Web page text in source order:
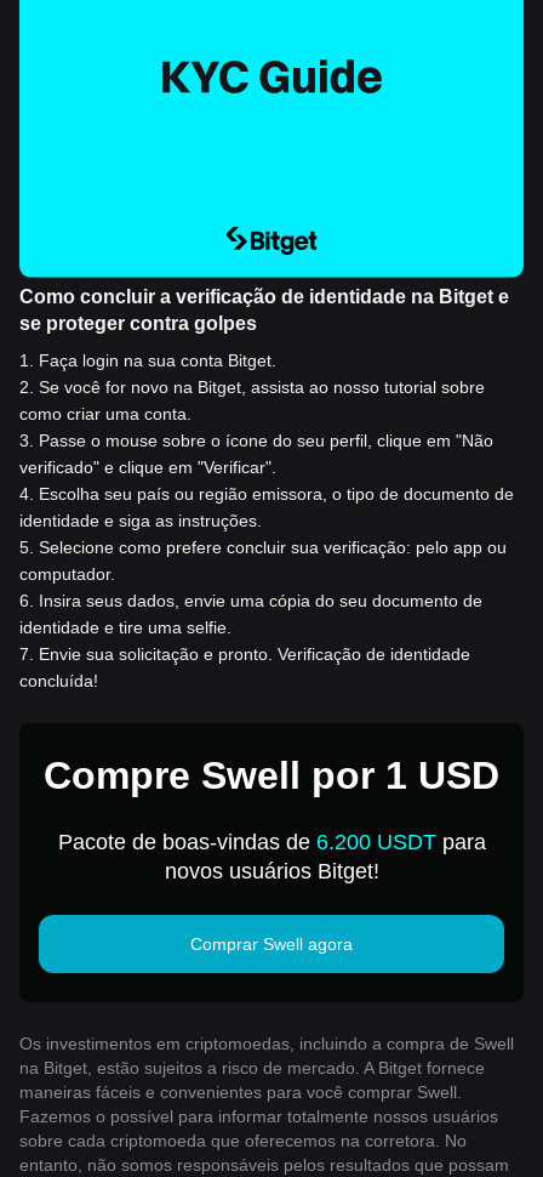
Como concluir a verificação de identidade na Bitget e
se proteger contra golpes
1
Faça login na sua conta Bitget.
2 Se você for novo na Bitget, assista ao nosso tutorial sobre
como criar uma conta.
3
Passe o mouse sobre o ícone do seu perfil, clique em "Não
verificado" e clique em "Verificar".
4 Escolha seu país ou região emissora, o tipo de documento de
identidade e siga as instruções.
5 Selecione como prefere concluir sua verificação: pelo app ou
computador.
6
Insira seus dados, envie uma cópia do seu documento de
identidade e tire uma selfie.
7
Envie sua solicitação e pronto. Verificação de identidade
concluída!
Compre Swell por 1 USD
Pacote de boas-vindas de 6.200 USDTpara
novos usuários Bitget!
Comprar Swell agora
Os investimentos em criptomoedas, incluindo a compra de Swell
na Bitget, estão sujeitos a risco de mercado. A Bitget fornece
maneiras fáceis e convenientes para você comprar Swell.
Fazemos o possível para informar totalmente nossos usuários
sobre cada criptomoeda que oferecemos na corretora. No
entanto, não somos responsáveis ​​pelos resultados que possam